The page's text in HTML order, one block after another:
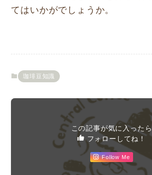
てはいかがでしょうか。
珈琲豆知識
この記事が気に入ったら
フォローしてね！
Follow Me